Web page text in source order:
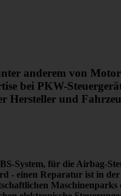
anderem von
bei PKW-
Hersteller und
System, für die Airbag-
- einen Reparatur ist in